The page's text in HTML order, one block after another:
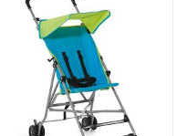
нет в продаже